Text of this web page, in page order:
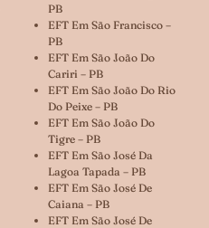
PB
EFT Em São Francisco –
PB
EFT Em São João Do
Cariri – PB
EFT Em São João Do Rio
Do Peixe – PB
EFT Em São João Do
Tigre – PB
EFT Em São José Da
Lagoa Tapada – PB
EFT Em São José De
Caiana – PB
EFT Em São José De